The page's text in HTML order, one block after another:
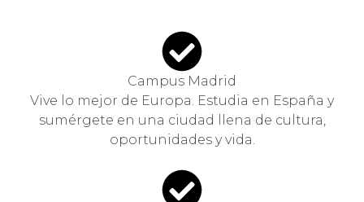
Campus Madrid
Vive lo mejor de Europa. Estudia en España y
sumérgete en una ciudad llena de cultura,
oportunidades y vida.